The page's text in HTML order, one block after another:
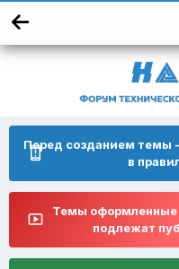
Перед созданием темы
в
Темы оформленные
подлежат